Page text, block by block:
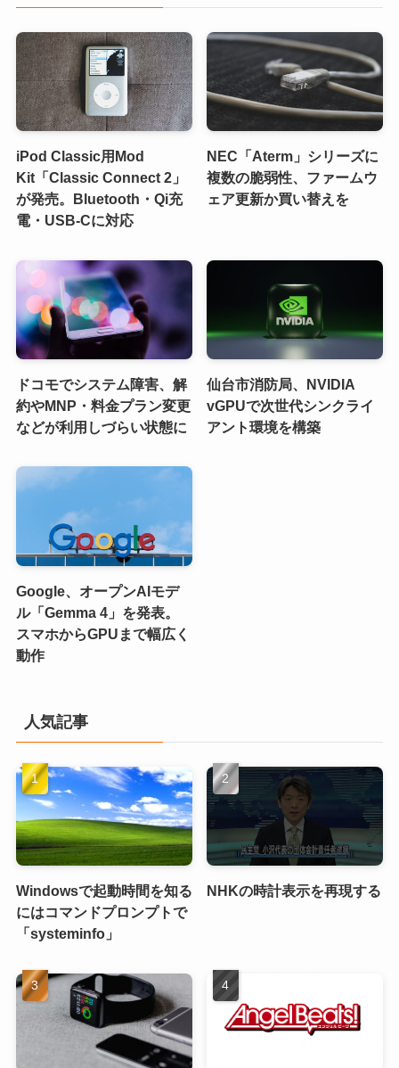
iPod Classic用Mod
Kit「Classic Connect 2」
が発売。Bluetooth・Qi充
電・USB-Cに対応
NEC「Aterm」シリーズに
複数の脆弱性、ファームウ
ェア更新か買い替えを
ドコモでシステム障害、解
約やMNP・料金プラン変更
などが利用しづらい状態に
仙台市消防局、NVIDIA
vGPUで次世代シンクライ
アント環境を構築
Google、オープンAIモデ
ル「Gemma 4」を発表。
スマホからGPUまで幅広く
動作
人気記事
Windowsで起動時間を知る
にはコマンドプロンプトで
「systeminfo」
NHKの時計表示を再現する